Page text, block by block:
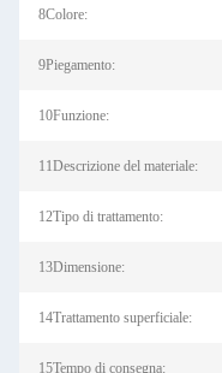
8Colore:
9Piegamento:
10Funzione:
11Descrizione del materiale:
12Tipo di trattamento:
13Dimensione:
14Trattamento superficiale:
15Tempo di consegna: